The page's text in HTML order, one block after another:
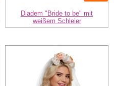
Diadem "Bride to be" mit
weißem Schleier